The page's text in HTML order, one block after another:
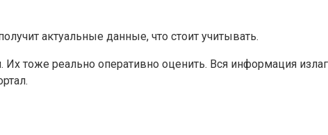
актуальные данные, что стоит учитывать.
тоже реально оперативно оценить. Вся информация